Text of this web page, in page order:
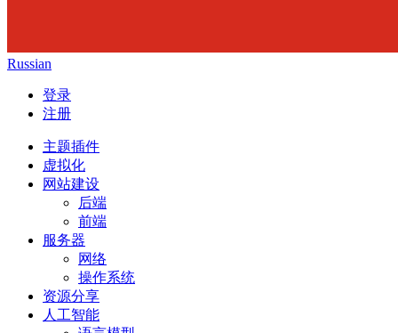
Russian
登录
注册
主题插件
虚拟化
网站建设
后端
前端
服务器
网络
操作系统
资源分享
人工智能